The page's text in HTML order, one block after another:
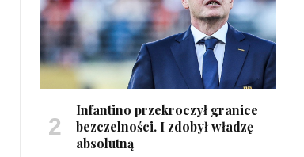
Infantino przekroczył granice
bezczelności. I zdobył władzę
absolutną